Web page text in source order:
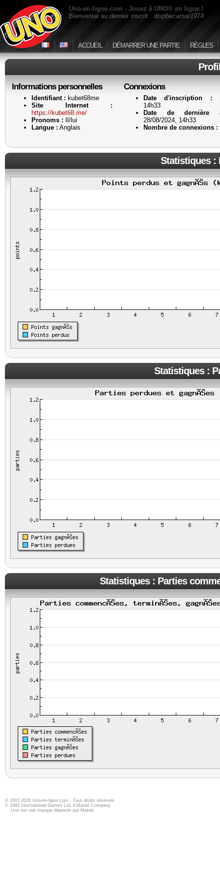
Uno-en-ligne.com - Jouez à UNO® en ligne !
Bienvenue au dernier inscrit : dispbecamar1974
ACCUEIL DÉMARRER UNE PARTIE RÈGLES
Informations personnelles
Identifiant : kubet68me
Site Internet :
https://kubet68.me/
Pronoms : Il/lui
Langue : Anglais
Connexions
Date d'inscription :
14h33
Date de dernière
28/08/2024, 14h33
Nombre de connexions :
Statistiques :
Statistiques :
Statistiques : Parties
© 2007-2026 Uno-en-ligne.com - Tous droits réservés
© 1993 International Games Ltd. A Mattel Company
Uno est une marque déposée par Mattel.